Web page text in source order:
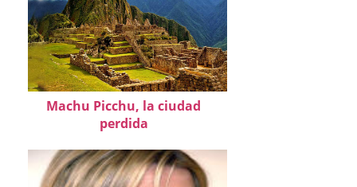
Machu Picchu, la ciudad
perdida